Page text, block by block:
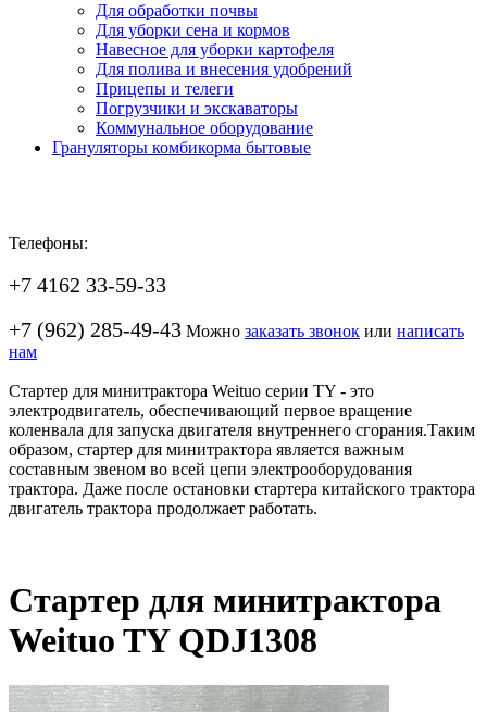
Для обработки почвы
Для уборки сена и кормов
Навесное для уборки картофеля
Для полива и внесения удобрений
Прицепы и телеги
Погрузчики и экскаваторы
Коммунальное оборудование
Грануляторы комбикорма бытовые
Телефоны:
+7 4162 33-59-33
+7 (962) 285-49-43 Можно заказать звонок или написать
нам
Стартер для минитрактора Weituo серии TY - это
электродвигатель, обеспечивающий первое вращение
коленвала для запуска двигателя внутреннего сгорания.Таким
образом, стартер для минитрактора является важным
составным звеном во всей цепи электрооборудования
трактора. Даже после остановки стартера китайского трактора
двигатель трактора продолжает работать.
Стартер для минитрактора
Weituo TY QDJ1308